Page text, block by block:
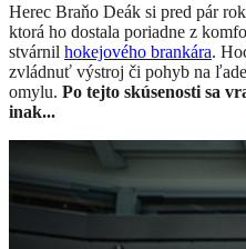
Herec Braňo Deák si pred pár
ktorá ho dostala poriadne z
stvárnil hokejového brankára.
zvládnuť výstroj či pohyb na
omylu. Po tejto skúsenosti sa
inak...